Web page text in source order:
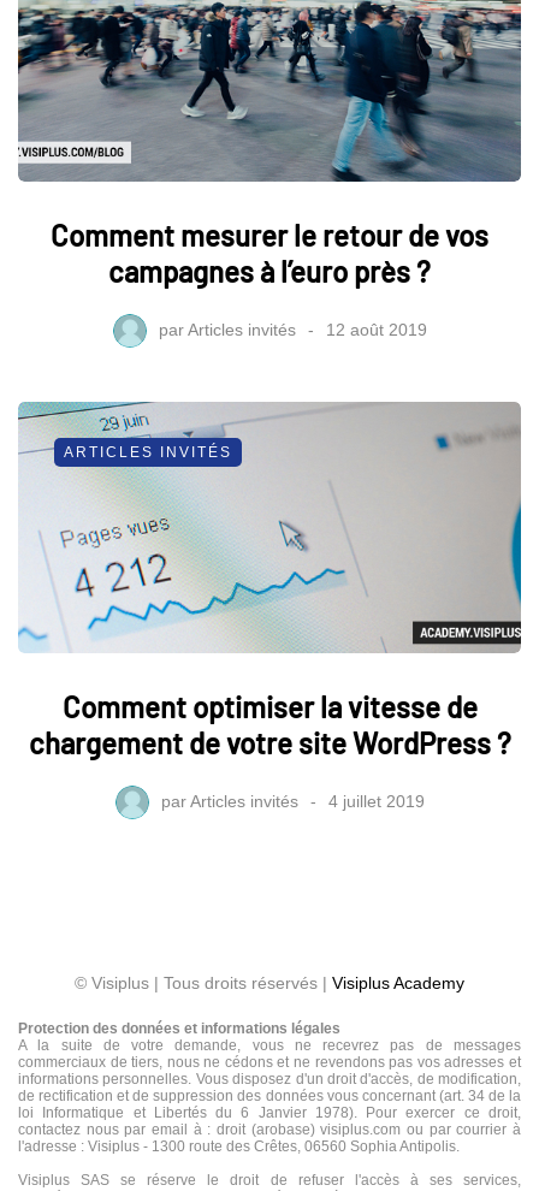
Comment mesurer le retour de vos
campagnes à l’euro près ?
parArticles invités 12 août 2019
ARTICLES INVITÉS
Comment optimiser la vitesse de
chargement de votre site WordPress ?
parArticles invités 4 juillet 2019
© Visiplus | Tous droits réservés | Visiplus Academy
Protection des données et informations légales
A la suite de votre demande, vous ne recevrez pas de messages
commerciaux de tiers, nous ne cédons et ne revendons pas vos adresses et
informations personnelles. Vous disposez d'un droit d'accès, de modification,
de rectification et de suppression des données vous concernant (art. 34 de la
loi Informatique et Libertés du 6 Janvier 1978). Pour exercer ce droit,
contactez nous par email à : droit (arobase) visiplus.com ou par courrier à
l'adresse : Visiplus - 1300 route des Crêtes, 06560 Sophia Antipolis.
Visiplus SAS se réserve le droit de refuser l'accès à ses services,